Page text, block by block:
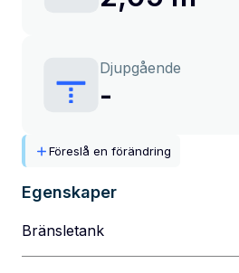
Djupgående
-
Föreslå en förändring
Egenskaper
Bränsletank